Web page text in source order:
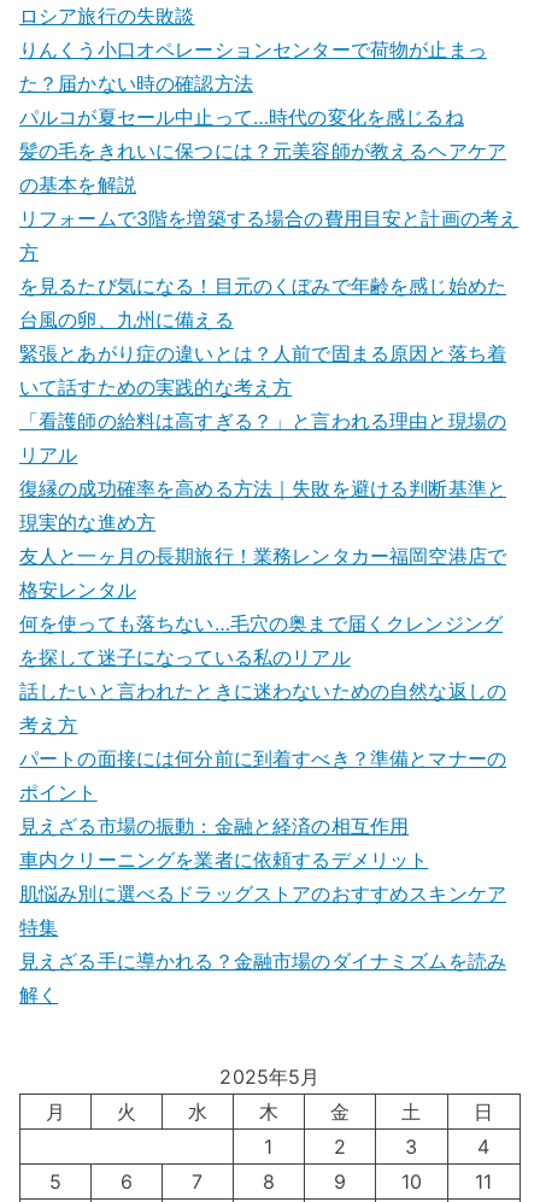
ロシア旅行の失敗談
りんくう小口オペレーションセンターで荷物が止まっ
た？届かない時の確認方法
パルコが夏セール中止って…時代の変化を感じるね
髪の毛をきれいに保つには？元美容師が教えるヘアケア
の基本を解説
リフォームで3階を増築する場合の費用目安と計画の考え
方
を見るたび気になる！目元のくぼみで年齢を感じ始めた
台風の卵、九州に備える
緊張とあがり症の違いとは？人前で固まる原因と落ち着
いて話すための実践的な考え方
「看護師の給料は高すぎる？」と言われる理由と現場の
リアル
復縁の成功確率を高める方法｜失敗を避ける判断基準と
現実的な進め方
友人と一ヶ月の長期旅行！業務レンタカー福岡空港店で
格安レンタル
何を使っても落ちない…毛穴の奥まで届くクレンジング
を探して迷子になっている私のリアル
話したいと言われたときに迷わないための自然な返しの
考え方
パートの面接には何分前に到着すべき？準備とマナーの
ポイント
見えざる市場の振動：金融と経済の相互作用
車内クリーニングを業者に依頼するデメリット
肌悩み別に選べるドラッグストアのおすすめスキンケア
特集
見えざる手に導かれる？金融市場のダイナミズムを読み
解く
2025年5月
月
火 水 木 金 土
日
1
2 3
4
5
6 7 8 9 10 11